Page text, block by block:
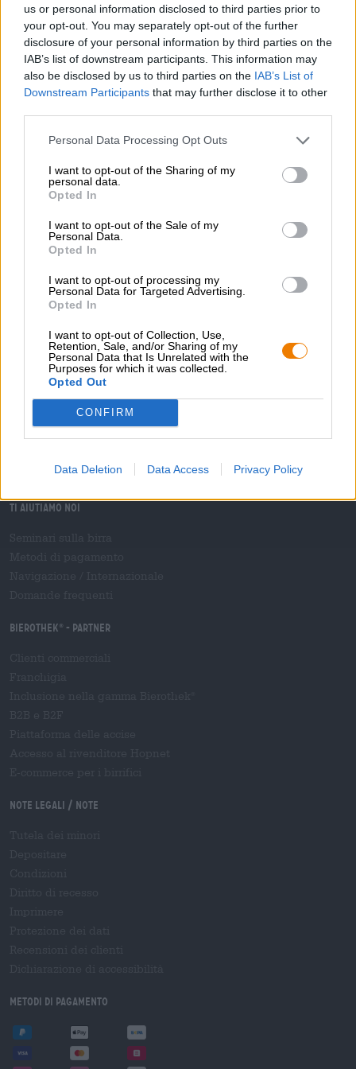
us or personal information disclosed to third parties prior to
your opt-out. You may separately opt-out of the further
disclosure of your personal information by third parties on the
IAB’s list of downstream participants. This information may
also be disclosed by us to third parties on the IAB’s List of
Downstream Participants that may further disclose it to other
Personal Data Processing Opt Outs
I want to opt-out of the Sharing of my
personal data.
Opted In
I want to opt-out of the Sale of my
Personal Data.
Opted In
I want to opt-out of processing my
Personal Data for Targeted Advertising.
Opted In
I want to opt-out of Collection, Use,
Retention, Sale, and/or Sharing of my
Personal Data that Is Unrelated with the
Purposes for which it was collected.
Opted Out
CONFIRM
Data Deletion Data Access Privacy Policy
birrificio." David, nonostante il Corona. Chiunque voglia
riviverlo dal vivo avrà presto la possibilità di partecipare a uno
dei seminari virtuali sulla birra trasmessi in streaming in diretta
dalla Bamberger Bierothek®ogni due settimane da casa.
Alle Beiträge
Sali a bordo!
A proposito della Bierothek
Offerte di lavoro alla Bierothek®
Sostenibilità
Impegno sociale
Passeggiata
Download
Corporativo
Ti aiutiamo noi
Bierothek - Partner
Note legali / Note
Metodi di pagamento